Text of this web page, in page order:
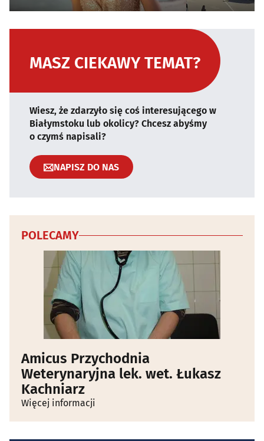
MASZ CIEKAWY TEMAT?
Wiesz, że zdarzyło się coś interesującego w
Białymstoku lub okolicy? Chcesz abyśmy
o czymś napisali?
NAPISZ DO NAS
POLECAMY
Amicus Przychodnia
Weterynaryjna lek. wet. Łukasz
Kachniarz
Więcej informacji